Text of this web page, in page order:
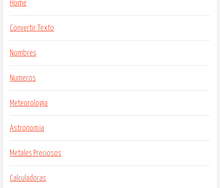
Home
Convertir Texto
Nombres
Numeros
Meteorologia
Astronomia
Metales Preciosos
Calculadoras